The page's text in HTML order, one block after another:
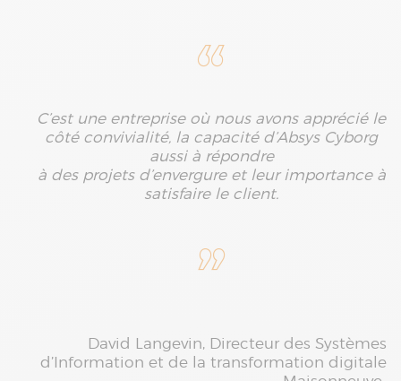
C’est une entreprise où nous avons apprécié le
côté convivialité, la capacité d’Absys Cyborg
aussi à répondre
à des projets d’envergure et leur importance à
satisfaire le client.
David Langevin, Directeur des Systèmes
d’Information et de la transformation digitale